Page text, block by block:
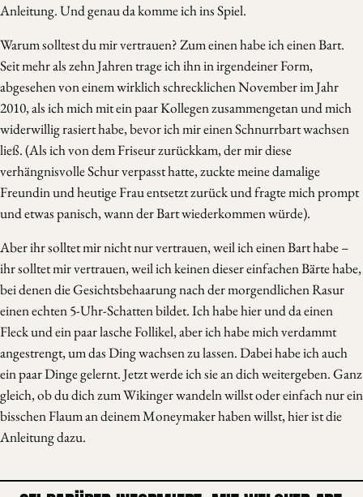
Anleitung. Und genau da komme ich ins Spiel.
Warum solltest du mir vertrauen? Zum einen habe ich einen Bart.
Seit mehr als zehn Jahren trage ich ihn in irgendeiner Form,
abgesehen von einem wirklich schrecklichen November im Jahr
2010, als ich mich mit ein paar Kollegen zusammengetan und mich
widerwillig rasiert habe, bevor ich mir einen Schnurrbart wachsen
ließ. (Als ich von dem Friseur zurückkam, der mir diese
verhängnisvolle Schur verpasst hatte, zuckte meine damalige
Freundin und heutige Frau entsetzt zurück und fragte mich prompt
und etwas panisch, wann der Bart wiederkommen würde).
Aber ihr solltet mir nicht nur vertrauen, weil ich einen Bart habe –
ihr solltet mir vertrauen, weil ich keinen dieser einfachen Bärte habe,
bei denen die Gesichtsbehaarung nach der morgendlichen Rasur
einen echten 5-Uhr-Schatten bildet. Ich habe hier und da einen
Fleck und ein paar lasche Follikel, aber ich habe mich verdammt
angestrengt, um das Ding wachsen zu lassen. Dabei habe ich auch
ein paar Dinge gelernt. Jetzt werde ich sie an dich weitergeben. Ganz
gleich, ob du dich zum Wikinger wandeln willst oder einfach nur ein
bisschen Flaum an deinem Moneymaker haben willst, hier ist die
Anleitung dazu.